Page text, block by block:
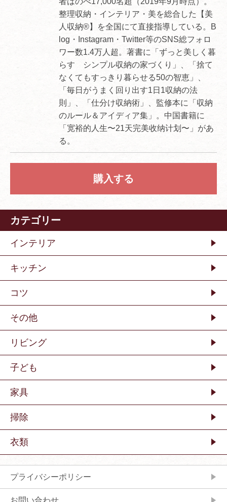
整理収納・インテリア・美を総合した【美
人収納®】を全国にて直接指導している。B
log・Instagram・Twitter等のSNS総フォロ
ワー数1.4万人超。著書に「ずっと美しく暮
らす シンプル収納の家づくり」、「捨て
なくてもすっきり暮らせる50の智恵」、
「毎日がうまく回り出す1日1収納の法
則」、「仕分け収納術」、監修本に「収納
のルール＆アイディア集」。中国書籍に
「宽裕的人生〜21天完美收纳计划〜」があ
る。
購入する
カテゴリー
インテリア
キッチン
コツ
その他
リビング
子ども
家具
掃除
衣類
プライバシーポリシー
お問い合わせ